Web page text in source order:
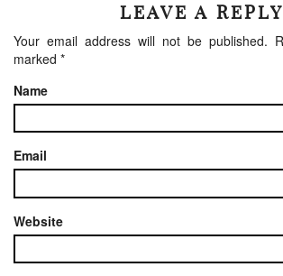
LEAVE A REPLY
Your email address will not be published.
marked *
Name
Email
Website